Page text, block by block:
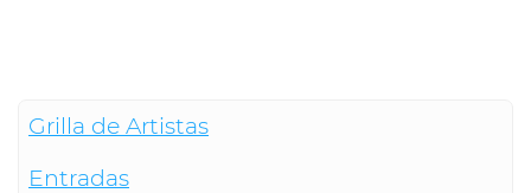
Grilla de Artistas
Entradas